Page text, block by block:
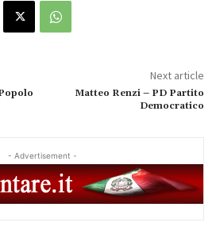
Next article
Matteo Renzi – PD Partito
Democratico
- Advertisement -